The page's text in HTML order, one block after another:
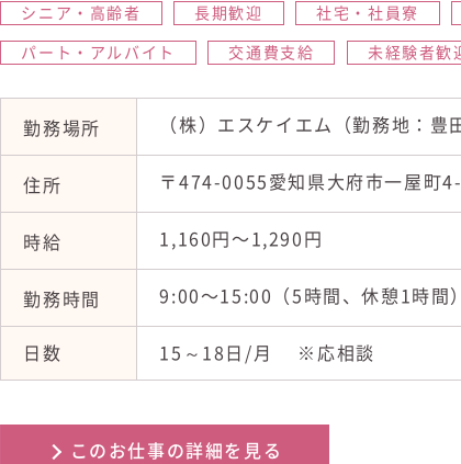
シニア・高齢者 長期歓迎 社宅・社員寮
パート・アルバイト 交通費支給 未経験者歓
勤務場所 （株）エスケイエム（勤務地：豊
住所 〒474-0055愛知県大府市一屋町
時給 1,160円〜1,290円
勤務時間 9:00〜15:00（5時間、休憩1時間）
日数 15～18日/月 ※応相談
このお仕事の詳細を見る